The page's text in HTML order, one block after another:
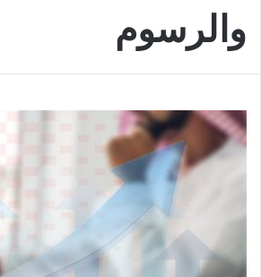
والرسوم